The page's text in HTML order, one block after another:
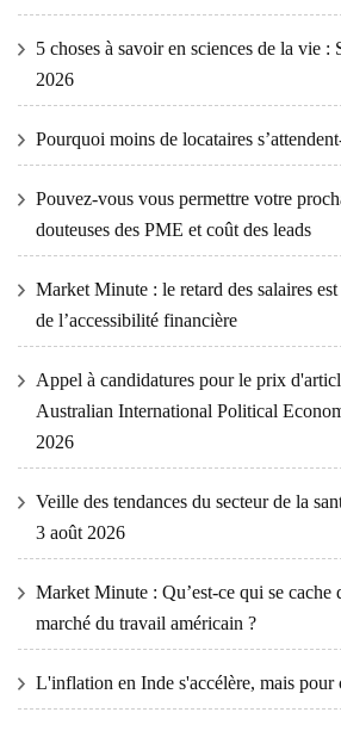
5 choses à savoir en sciences de la vie :
2026
Pourquoi moins de locataires
Pouvez-vous vous permettre votre
douteuses des PME et coût des leads
Market Minute : le retard des salaires
de l’accessibilité financière
Appel à candidatures pour le prix
Australian International Political
2026
Veille des tendances du secteur de la
3 août 2026
Market Minute : Qu’est-ce qui se cache
marché du travail américain ?
L'inflation en Inde s'accélère, mais pour